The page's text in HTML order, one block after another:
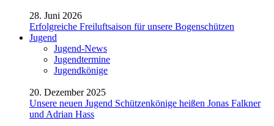
28. Juni 2026
Erfolgreiche Freiluftsaison für unsere Bogenschützen
Jugend
Jugend-News
Jugendtermine
Jugendkönige
20. Dezember 2025
Unsere neuen Jugend Schützenkönige heißen Jonas Falkner
und Adrian Hass